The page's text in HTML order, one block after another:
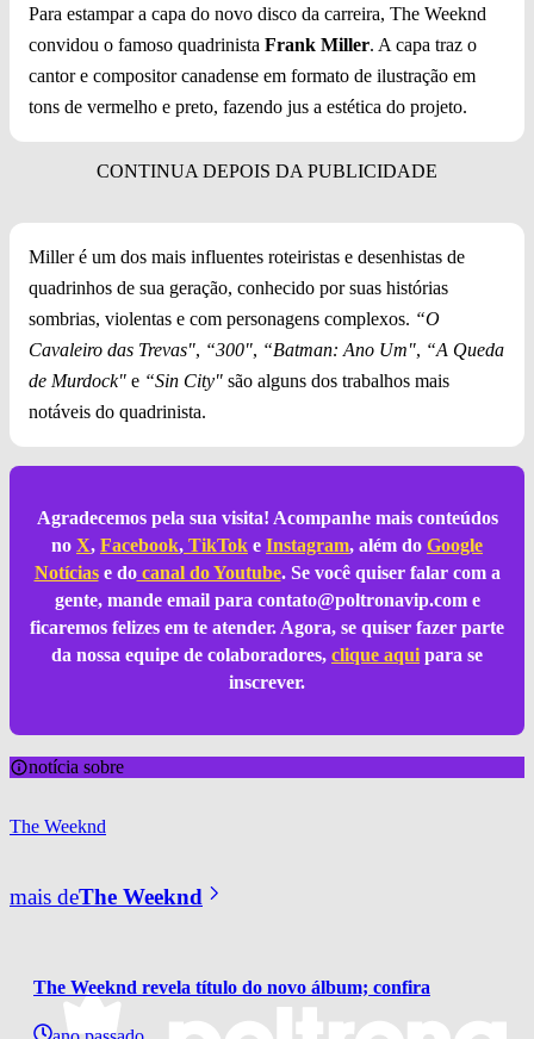
Para estampar a capa do novo disco da carreira, The Weeknd
convidou o famoso quadrinista Frank Miller. A capa traz o
cantor e compositor canadense em formato de ilustração em
tons de vermelho e preto, fazendo jus a estética do projeto.
Miller é um dos mais influentes roteiristas e desenhistas de
quadrinhos de sua geração, conhecido por suas histórias
sombrias, violentas e com personagens complexos. “O
Cavaleiro das Trevas", “300", “Batman: Ano Um", “A Queda
de Murdock" e “Sin City" são alguns dos trabalhos mais
notáveis do quadrinista.
Agradecemos pela sua visita! Acompanhe mais conteúdos
no X, Facebook, TikTok e Instagram, além do Google
Notíciase docanal do Youtube. Se você quiser falar com a
gente, mande email para contato@poltronavip.come
ficaremos felizes em te atender. Agora, se quiser fazer parte
da nossa equipe de colaboradores, clique aqui para se
inscrever.
notícia sobre
The Weeknd
mais deThe Weeknd
The Weeknd revela título do novo álbum; confira